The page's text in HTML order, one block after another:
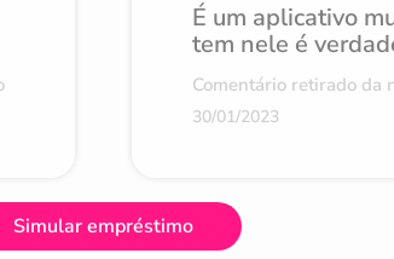
É um aplicativo
tem nele é
Comentário retirado da
30/01/2023
Simular empréstimo